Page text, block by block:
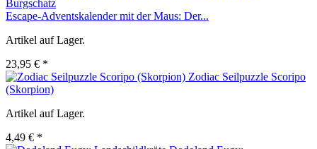
Escape-Adventskalender mit der Maus: Der...
Artikel auf Lager.
23,95 € *
Zodiac Seilpuzzle Scoripo
(Skorpion)
Artikel auf Lager.
4,49 € *